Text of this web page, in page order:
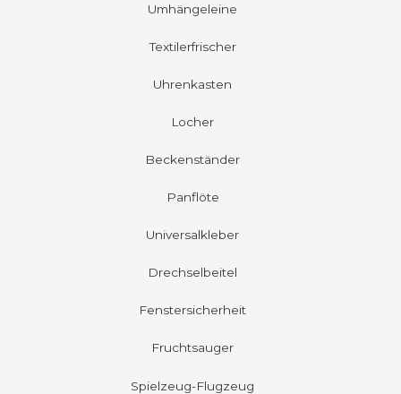
Umhängeleine
Textilerfrischer
Uhrenkasten
Locher
Beckenständer
Panflöte
Universalkleber
Drechselbeitel
Fenstersicherheit
Fruchtsauger
Spielzeug-Flugzeug